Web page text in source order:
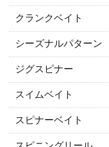
クランクベイト
シーズナルパターン
ジグスピナー
スイムベイト
スピナーベイト